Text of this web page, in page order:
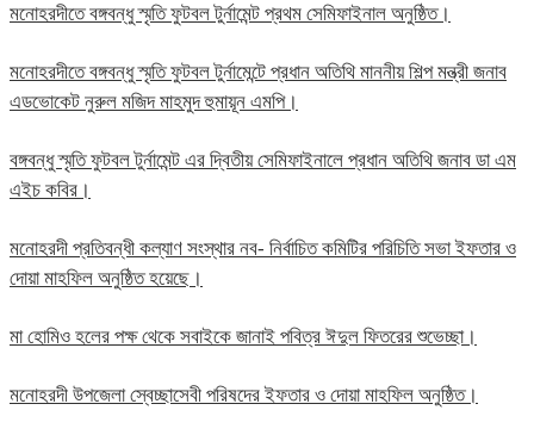
মনোহরদীতে বঙ্গবন্ধু স্মৃতি ফুটবল টুর্নামেন্ট প্রথম সেমিফাইনাল অনুষ্ঠিত।
মনোহরদীতে বঙ্গবন্ধু স্মৃতি ফুটবল টুর্নামেন্টে প্রধান অতিথি মাননীয় শিল্প মন্ত্রী জনাব
এডভোকেট নুরুল মজিদ মাহমুদ হুমায়ূন এমপি।
বঙ্গবন্ধু স্মৃতি ফুটবল টুর্নামেন্ট এর দ্বিতীয় সেমিফাইনালে প্রধান অতিথি জনাব ডা এম
এইচ কবির।
মনোহরদী প্রতিবন্ধী কল্যাণ সংস্থার নব- নির্বাচিত কমিটির পরিচিতি সভা ইফতার ও
দোয়া মাহফিল অনুষ্ঠিত হয়েছে।
মা হোমিও হলের পক্ষ থেকে সবাইকে জানাই পবিত্র ঈদুল ফিতরের শুভেচ্ছা।
মনোহরদী উপজেলা স্বেচ্ছাসেবী পরিষদের ইফতার ও দোয়া মাহফিল অনুষ্ঠিত।